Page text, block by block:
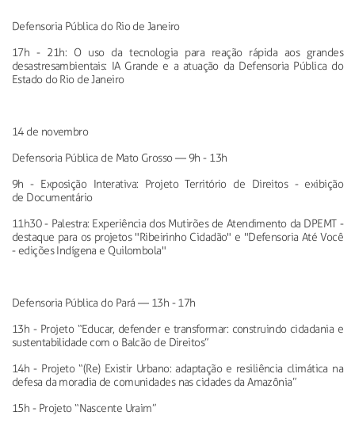
Defensoria Pública do Rio de Janeiro
17h - 21h: O uso da tecnologia para reação rápida aos grandes
desastresambientais: IA Grande e a atuação da Defensoria Pública do
Estado do Rio de Janeiro
14 de novembro
Defensoria Pública de Mato Grosso—9h - 13h
9h - Exposição Interativa: Projeto Território de Direitos - exibição
de Documentário
11h30 - Palestra: Experiência dos Mutirões de Atendimento da DPEMT -
destaque para os projetos "Ribeirinho Cidadão" e "Defensoria Até Você
- edições Indígena e Quilombola"
Defensoria Pública do Pará —13h - 17h
13h - Projeto “Educar, defender e transformar: construindocidadania e
sustentabilidade com o Balcão de Direitos”
14h - Projeto “(Re) Existir Urbano: adaptação e resiliência climática na
defesa da moradia de comunidades nas cidades da Amazônia”
15h - Projeto “Nascente Uraim”